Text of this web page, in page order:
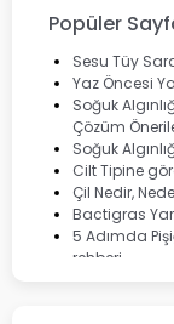
Lansinoh
Cebrolux
Dermoskin
Marvis
Rcfarma
Popüler
Sesu Tüy
Yaz Öncesi
Soğuk
Çözüm
Soğuk
Cilt Tipine
Çil Nedir,
Bactigras
5 Adımda
rehberi